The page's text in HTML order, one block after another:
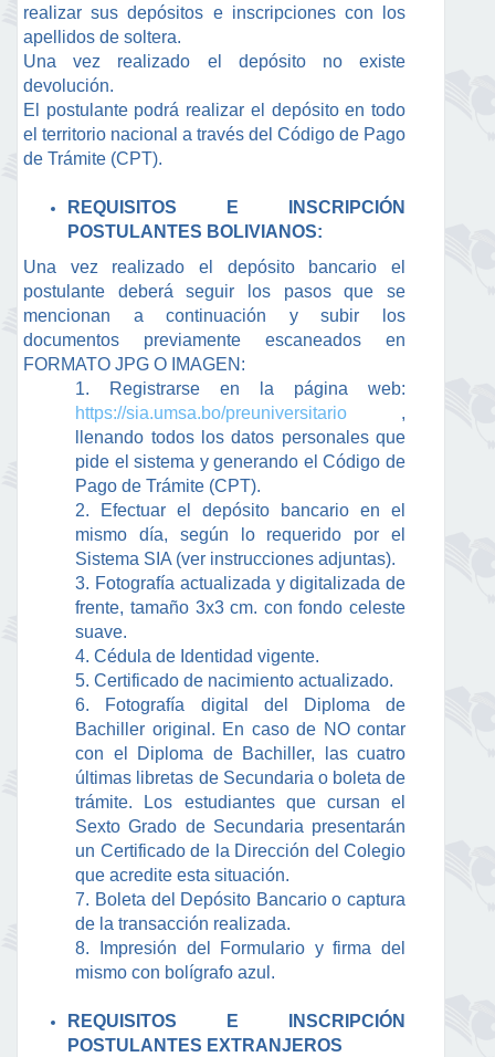
realizar sus depósitos e inscripciones con los
apellidos de soltera.
Una vez realizado el depósito no existe
devolución.
El postulante podrá realizar el depósito en todo
el territorio nacional a través del Código de Pago
de Trámite (CPT).
REQUISITOS E INSCRIPCIÓN
POSTULANTES BOLIVIANOS:
Una vez realizado el depósito bancario el
postulante deberá seguir los pasos que se
mencionan a continuación y subir los
documentos previamente escaneados en
FORMATO JPG O IMAGEN:
1. Registrarse en la página web:
https://sia.umsa.bo/preuniversitario ,
llenando todos los datos personales que
pide el sistema y generando el Código de
Pago de Trámite (CPT).
2. Efectuar el depósito bancario en el
mismo día, según lo requerido por el
Sistema SIA (ver instrucciones adjuntas).
3. Fotografía actualizada y digitalizada de
frente, tamaño 3x3 cm. con fondo celeste
suave.
4. Cédula de Identidad vigente.
5. Certificado de nacimiento actualizado.
6. Fotografía digital del Diploma de
Bachiller original. En caso de NO contar
con el Diploma de Bachiller, las cuatro
últimas libretas de Secundaria o boleta de
trámite. Los estudiantes que cursan el
Sexto Grado de Secundaria presentarán
un Certificado de la Dirección del Colegio
que acredite esta situación.
7. Boleta del Depósito Bancario o captura
de la transacción realizada.
8. Impresión del Formulario y firma del
mismo con bolígrafo azul.
REQUISITOS E INSCRIPCIÓN
POSTULANTES EXTRANJEROS